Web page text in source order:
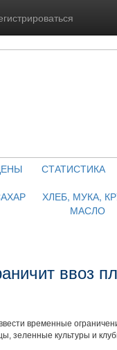
СТАТИСТИКА
ХЛЕБ, МУКА,
МАСЛО
ввоз
временные
зеленные культуры и